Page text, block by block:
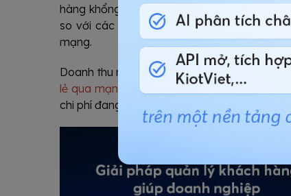
hàng khổng lồ được hoạt động
so với các đối thủ cạnh tranh. Chính vì
mạng.
Doanh thu năm 2003 đạt 5.3 tỷ USD, năm
lẻ qua mạng
. Theo đánh giá tình hình hoạt
chi phí đang giảm dần và lợi nhuận đang tăng